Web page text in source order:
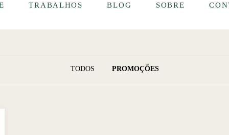
TRABALHOS BLOG SOBRE
TODOS PROMOÇÕES